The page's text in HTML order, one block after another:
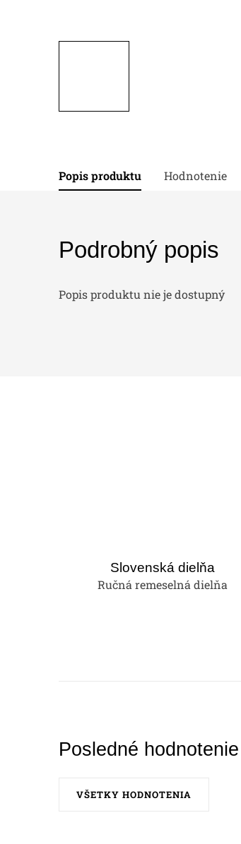
Popis produktu Hodnotenie
Podrobný popis
Popis produktu nie je dostupný
Slovenská dielňa
Ručná remeselná dielňa
Posledné hodnotenie
VŠETKY HODNOTENIA